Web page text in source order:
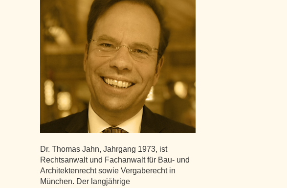
Dr. Thomas Jahn, Jahrgang 1973, ist
Rechtsanwalt und Fachanwalt für Bau- und
Architektenrecht sowie Vergaberecht in
München. Der langjährige